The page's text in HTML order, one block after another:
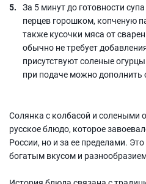
За 5 минут до готовности
перцев горошком, копченую
также кусочки мяса от
обычно не требует
присутствуют соленые
при подаче можно
Солянка с колбасой и солеными
русское блюдо, которое
России, но и за ее пределами.
богатым вкусом и